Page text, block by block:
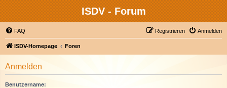
ISDV - Forum
FAQ Anmelden
Registrieren
ISDV-Homepage Foren
Anmelden
Benutzername: